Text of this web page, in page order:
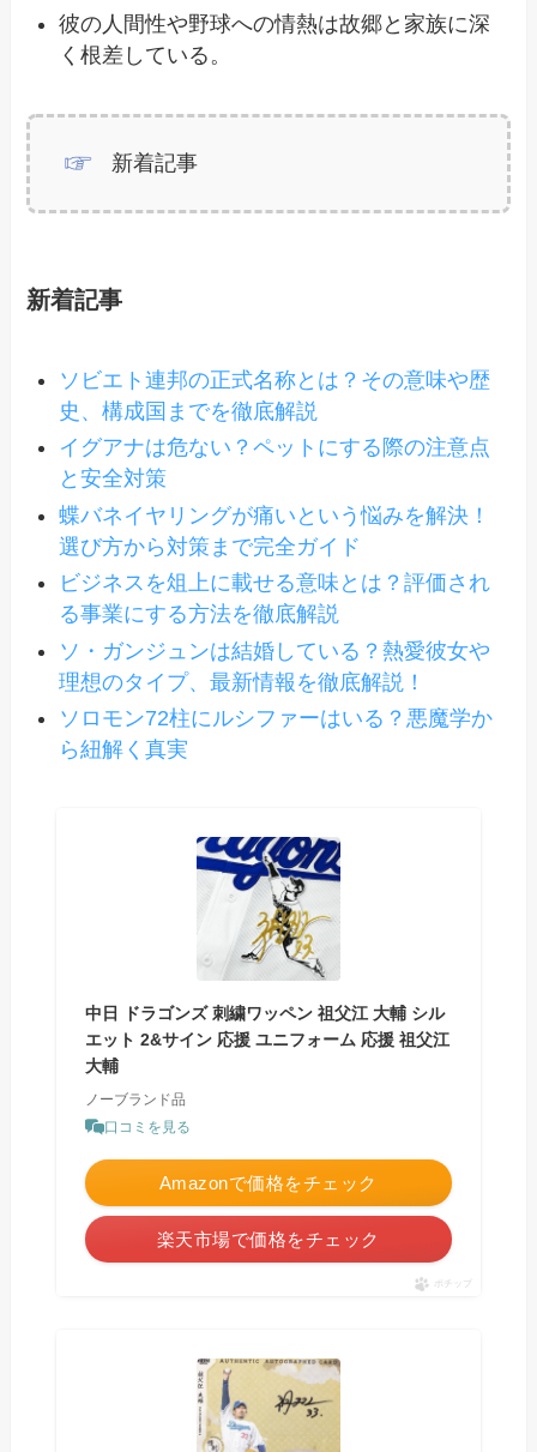
彼の人間性や野球への情熱は故郷と家族に深
く根差している。
新着記事
新着記事
ソビエト連邦の正式名称とは？その意味や歴
史、構成国までを徹底解説
イグアナは危ない？ペットにする際の注意点
と安全対策
蝶バネイヤリングが痛いという悩みを解決！
選び方から対策まで完全ガイド
ビジネスを俎上に載せる意味とは？評価され
る事業にする方法を徹底解説
ソ・ガンジュンは結婚している？熱愛彼女や
理想のタイプ、最新情報を徹底解説！
ソロモン72柱にルシファーはいる？悪魔学か
ら紐解く真実
中日 ドラゴンズ 刺繍ワッペン 祖父江 大輔 シル
エット 2&サイン 応援 ユニフォーム 応援 祖父江
大輔
ノーブランド品
口コミを見る
Amazonで価格をチェック
楽天市場で価格をチェック
ポチップ